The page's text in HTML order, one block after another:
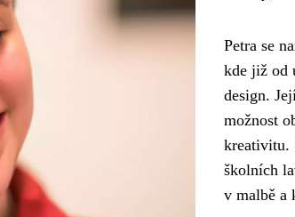
Petra se
kde již od
design.
možnost
kreativitu.
školních
v malbě a